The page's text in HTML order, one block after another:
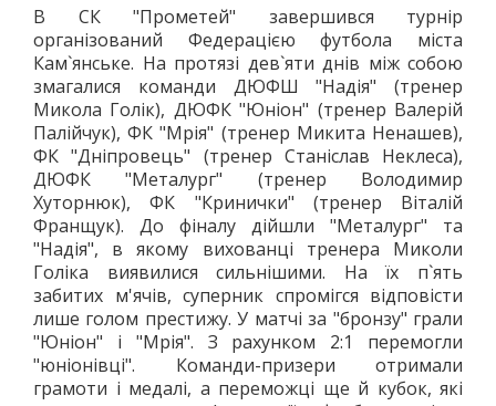
ФІГУРНЕ КАТАННЯ НА РОЛИКОВИХ КОВЗАНАХ
ЛОГІЧНІ ІГРИ
ШАШКИ
ШАХИ
СЕГИ
СПОРТИВНІ ТАНЦІ, ЧЕРЛІДІНГ
СПОРТИВНІ ТАНЦІ
ЧЕРЛІДІНГ
БІЛЬЯРДНИЙ СПОРТ
ПАРКУР
СПОРТИВНІ СПОРУДИ
СПОРТИВНЕ ОРІЄНТУВАННЯ
КУЛЬТУРА
В СК "Прометей" завершився турнір
організований Федерацією футбола міста
Кам`янське. На протязі дев`яти днів між собою
змагалися команди ДЮФШ "Надія" (тренер
Микола Голік), ДЮФК "Юніон" (тренер Валерій
Палійчук), ФК "Мрія" (тренер Микита Ненашев),
ФК "Дніпровець" (тренер Станіслав Неклеса),
ДЮФК "Металург" (тренер Володимир
Хуторнюк), ФК "Кринички" (тренер Віталій
Франщук). До фіналу дійшли "Металург" та
"Надія", в якому вихованці тренера Миколи
Голіка виявилися сильнішими. На їх п`ять
забитих м'ячів, суперник спромігся відповісти
лише голом престижу. У матчі за "бронзу" грали
"Юніон" і "Мрія". З рахунком 2:1 перемогли
"юніонівці". Команди-призери отримали
грамоти і медалі, а переможці ще й кубок, які